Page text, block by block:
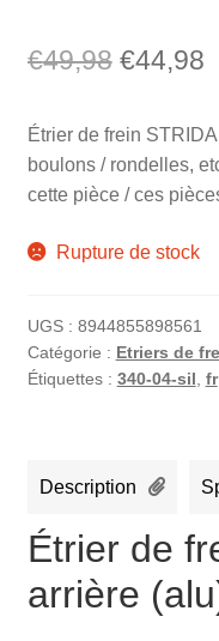
€49,98 Le
initial
était :
€44,98Le
Étrier de frein
boulons / rondelles,
cette pièce / ces
Rupture de stock
UGS : 8944855898561
Catégorie : Etriers de
Étiquettes : 340-04-sil fr,
Description
Étrier de
arrière